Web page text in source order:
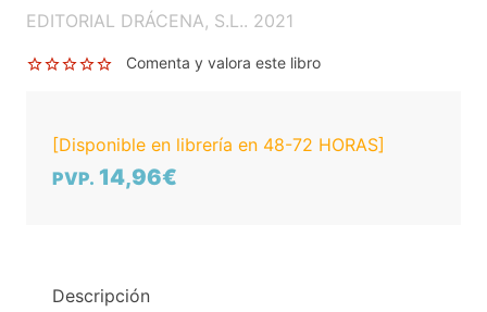
EDITORIAL DRÁCENA, S.L.. 2021
Comenta y valora este libro
[Disponible en librería en 48-72 HORAS]
PVP. 14,96€
Descripción